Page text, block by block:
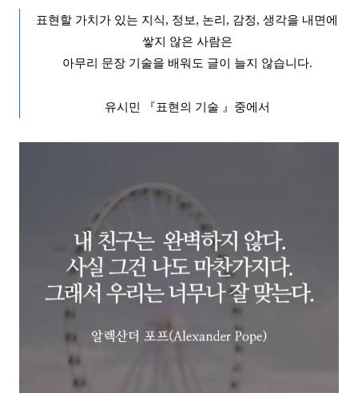
표현할 가치가 있는 지식, 정보, 논리 , 감정, 생각을 내면에
쌓지 않은 사람은
아무리 문장 기술을 배워도 글이 늘지 않습니다.
유시민 『표현의 기술 』 중에서